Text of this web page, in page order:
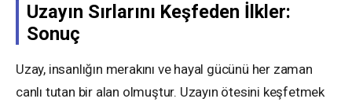
Uzayın Sırlarını Keşfeden İlkler:
Sonuç
Uzay, insanlığın merakını ve hayal gücünü her zaman
canlı tutan bir alan olmuştur. Uzayın ötesini keşfetmek